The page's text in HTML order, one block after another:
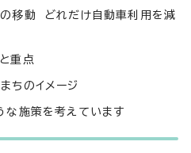
移動 どれだけ自動車利用を減
重点
ちのイメージ
な施策を考えています